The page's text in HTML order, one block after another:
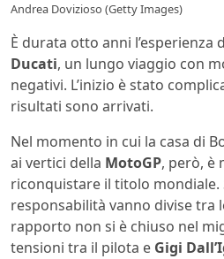
Andrea Dovizioso (Getty Images)
È durata otto anni l’esperienza
Ducati, un lungo viaggio con
negativi. L’inizio è stato
risultati sono arrivati.
Nel momento in cui la casa di
ai vertici della MotoGP, però, è
riconquistare il titolo mondiale.
responsabilità vanno divise tra
rapporto non si è chiuso nel
tensioni tra il pilota e Gigi